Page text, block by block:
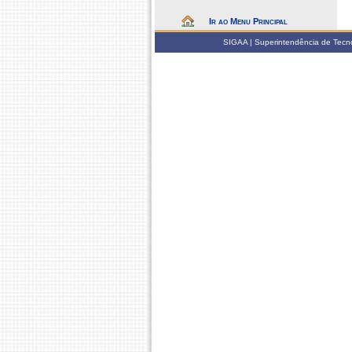
Ir ao Menu Principal
SIGAA | Superintendência de